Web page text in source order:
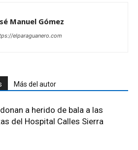
Manuel Gómez
elparaguanero.com
Más del autor
a herido de bala a las
del Hospital Calles Sierra